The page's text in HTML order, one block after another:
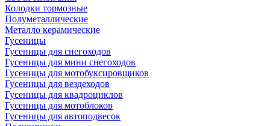
Колодки тормозные
Полуметаллические
Металло керамические
Гусеницы
Гусеницы для снегоходов
Гусеницы для мини снегоходов
Гусеницы для мотобуксировщиков
Гусеницы для вездеходов
Гусеницы для квадроциклов
Гусеницы для мотоблоков
Гусеницы для автоподвесок